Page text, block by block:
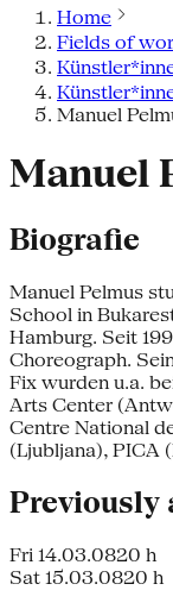
Home
Fields of
Manuel
Manuel
Biografie
Manuel Pelmus
School in
Hamburg. Seit
Choreograph.
Fix wurden u.a.
Arts Center
Centre National
(Ljubljana), PICA
Previously
Fri 14.03.0820 h
Sat 15.03.0820 h